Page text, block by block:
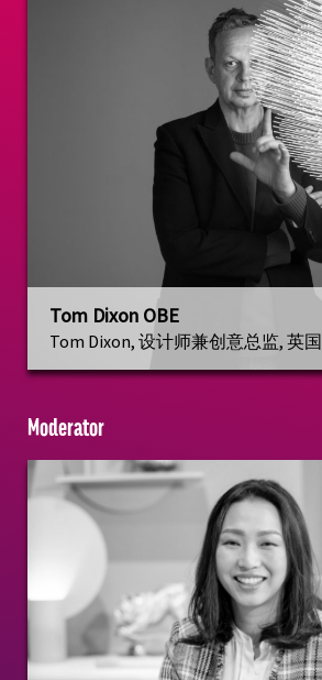
Tom Dixon OBE
Tom Dixon, 设计师兼创意总监, 英国
Moderator